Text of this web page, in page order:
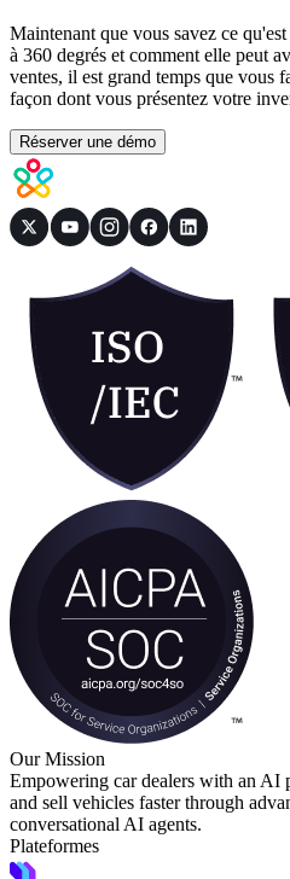
Maintenant que vous savez ce
à 360 degrés et comment elle peut
ventes, il est grand temps que vous
façon dont vous présentez votre
Réserver une démo
Our Mission
Empowering car dealers with an AI
and sell vehicles faster through
conversational AI agents.
Plateformes